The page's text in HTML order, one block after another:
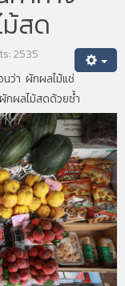
สด
2535
นว่า ผักผลไม้แช่
กผลไม้สดด้วยซ้ำ